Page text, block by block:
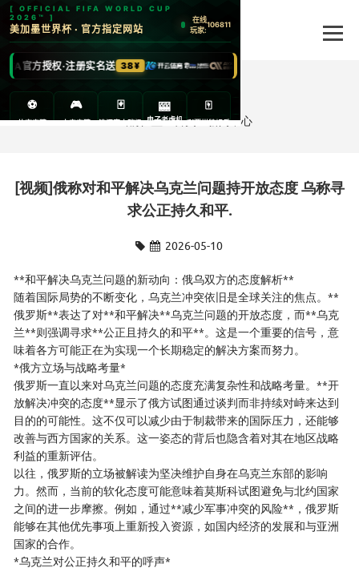
新闻中心
当前位置：首页>新闻中心
[视频]俄称对和平解决乌克兰问题持开放态度 乌称寻
求公正持久和平.
2026-05-10
**和平解决乌克兰问题的新动向：俄乌双方的态度解析**
随着国际局势的不断变化，乌克兰冲突依旧是全球关注的焦点。**
俄罗斯**表达了对**和平解决**乌克兰问题的开放态度，而**乌克
兰**则强调寻求**公正且持久的和平**。这是一个重要的信号，意
味着各方可能正在为实现一个长期稳定的解决方案而努力。
*俄方立场与战略考量*
俄罗斯一直以来对乌克兰问题的态度充满复杂性和战略考量。**开
放解决冲突的态度**显示了俄方试图通过谈判而非持续对峙来达到
目的的可能性。这不仅可以减少由于制裁带来的国际压力，还能够
改善与西方国家的关系。这一姿态的背后也隐含着对其在地区战略
利益的重新评估。
以往，俄罗斯的立场被解读为坚决维护自身在乌克兰东部的影响
力。然而，当前的软化态度可能意味着莫斯科试图避免与北约国家
之间的进一步摩擦。例如，通过**减少军事冲突的风险**，俄罗斯
能够在其他优先事项上重新投入资源，如国内经济的发展和与亚洲
国家的合作。
*乌克兰对公正持久和平的呼声*